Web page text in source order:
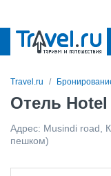
Travel.ru
Отель
Адрес: Musindi road
пешком)